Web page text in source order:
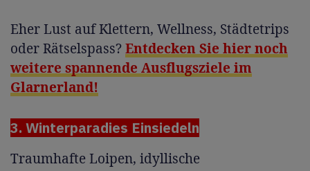
Eher Lust auf Klettern, Wellness, Städtetrips
oder Rätselspass?Entdecken Sie hier noch
weitere spannende Ausflugsziele im
Glarnerland!
3. Winterparadies Einsiedeln
Traumhafte Loipen, idyllische